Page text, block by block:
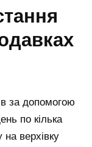
за допомогою
по кілька
на верхівку